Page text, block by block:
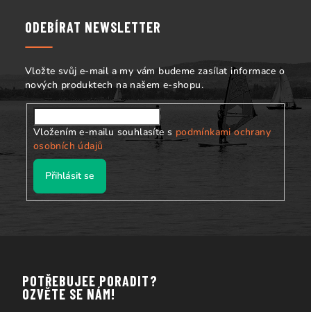
ODEBÍRAT NEWSLETTER
Vložte svůj e-mail a my vám budeme zasílat informace o
nových produktech na našem e-shopu.
Vložením e-mailu souhlasíte s podmínkami ochrany
osobních údajů
Přihlásit se
POTŘEBUJEE PORADIT?
OZVĚTE SE NÁM!